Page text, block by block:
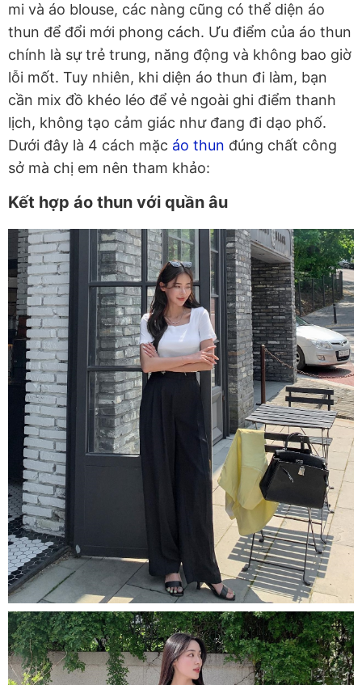
mi và áo blouse, các nàng cũng có thể diện áo
thun để đổi mới phong cách. Ưu điểm của áo thun
chính là sự trẻ trung, năng động và không bao giờ
lỗi mốt. Tuy nhiên, khi diện áo thun đi làm, bạn
cần mix đồ khéo léo để vẻ ngoài ghi điểm thanh
lịch, không tạo cảm giác như đang đi dạo phố.
Dưới đây là 4 cách mặc áo thun đúng chất công
sở mà chị em nên tham khảo:
Kết hợp áo thun với quần âu